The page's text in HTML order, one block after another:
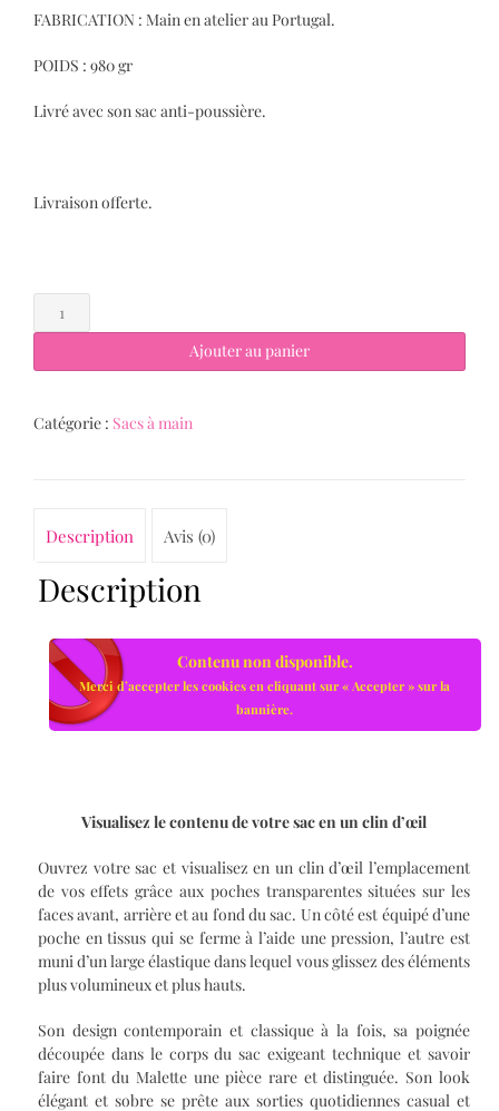
FABRICATION : Main en atelier au Portugal.
POIDS : 980 gr
Livré avec son sac anti-poussière.
Livraison offerte.
de
MALETTE
Ajouter au panier
Catégorie : Sacs à main
Description Avis (0)
Description
Contenu non disponible.
Merci d’accepter les cookies en cliquant sur « Accepter » sur la
bannière.
Visualisez le contenu de votre sac en un clind’œil
Ouvrez votre sac et visualisez en un clin d’œil l’emplacement
de vos effets grâce aux poches transparentes situées sur les
faces avant, arrière et au fond du sac. Un côté est équipé d’une
poche en tissus qui se ferme à l’aide une pression, l’autre est
muni d’un large élastique dans lequel vous glissez des éléments
plus volumineux et plus hauts.
Son design contemporain et classique à la fois, sa poignée
découpée dans le corps du sac exigeant technique et savoir
faire font du Malette une pièce rare et distinguée. Son look
élégant et sobre se prête aux sorties quotidiennes casual et